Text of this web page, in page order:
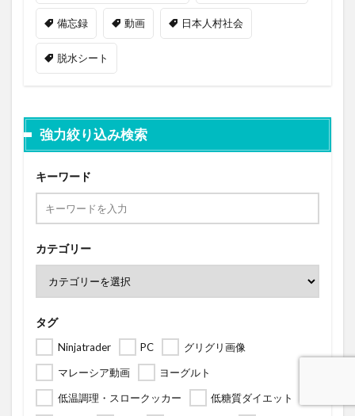
備忘録 動画 日本人村社会
脱水シート
強力絞り込み検索
キーワード
カテゴリー
タグ
Ninjatrader PC
グリグリ画像
マレーシア動画
ヨーグルト
低温調理・スロークッカー
低糖質ダイエット